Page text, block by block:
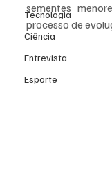
Tecnologia
Ciência
Entrevista
Esporte
sementes
processo de